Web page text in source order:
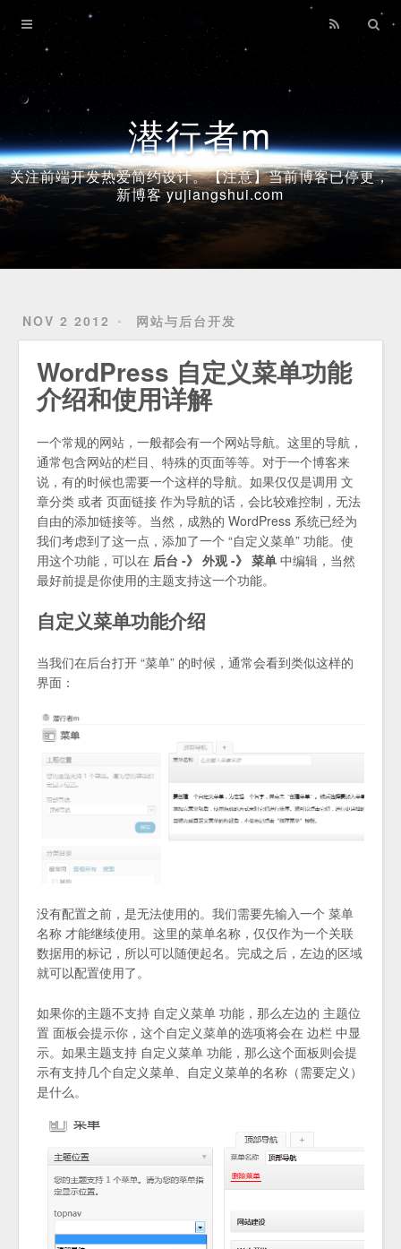
潜行者m
关注前端开发热爱简约设计。【注意】当前博客已停更，
新博客 yujiangshui.com
NOV 2 2012 网站与后台开发
WordPress 自定义菜单功能
介绍和使用详解
一个常规的网站，一般都会有一个网站导航。这里的导航，
通常包含网站的栏目、特殊的页面等等。对于一个博客来
说，有的时候也需要一个这样的导航。如果仅仅是调用 文
章分类 或者 页面链接 作为导航的话，会比较难控制，无法
自由的添加链接等。当然，成熟的 WordPress 系统已经为
我们考虑到了这一点，添加了一个 “自定义菜单” 功能。使
用这个功能，可以在 后台 -》 外观 -》 菜单 中编辑，当然
最好前提是你使用的主题支持这一个功能。
自定义菜单功能介绍
当我们在后台打开 “菜单” 的时候，通常会看到类似这样的
界面：
没有配置之前，是无法使用的。我们需要先输入一个 菜单
名称 才能继续使用。这里的菜单名称，仅仅作为一个关联
数据用的标记，所以可以随便起名。完成之后，左边的区域
就可以配置使用了。
如果你的主题不支持 自定义菜单 功能，那么左边的 主题位
置 面板会提示你，这个自定义菜单的选项将会在 边栏 中显
示。如果主题支持 自定义菜单 功能，那么这个面板则会提
示有支持几个自定义菜单、自定义菜单的名称（需要定义）
是什么。
Home